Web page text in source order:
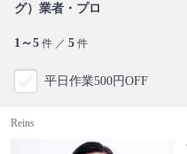
グ）業者・プロ
1～5 件 ／ 5 件
平日作業500円OFF
Reins